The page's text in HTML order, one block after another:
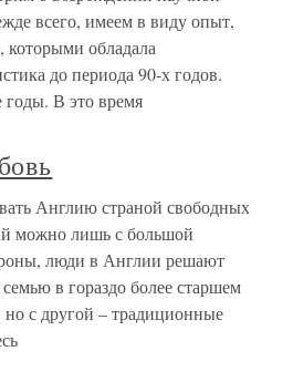
всего, имеем в виду опыт,
обладала
до периода 90-х годов.
В это время
Англию страной свободных
можно лишь с большой
люди в Англии решают
семью в гораздо более старшем
но с другой – традиционные